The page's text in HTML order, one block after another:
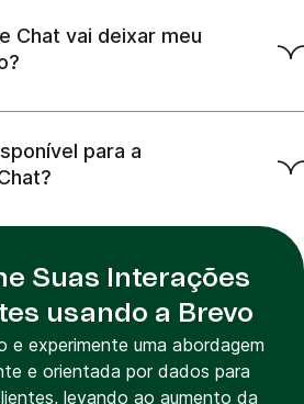
Chat vai deixar meu
para a
Suas Interações
usando a Brevo
e experimente uma abordagem
e orientada por dados para
levando ao aumento da